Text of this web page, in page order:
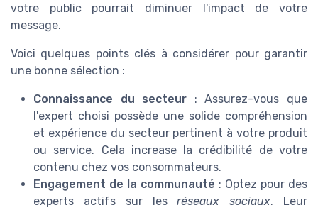
votre public pourrait diminuer l'impact de votre
message.
Voici quelques points clés à considérer pour garantir
une bonne sélection :
Connaissance du secteur : Assurez-vous que
l'expert choisi possède une solide compréhension
et expérience du secteur pertinent à votre produit
ou service. Cela increase la crédibilité de votre
contenu chez vos consommateurs.
Engagement de la communauté : Optez pour des
experts actifs sur lesréseaux sociaux. Leur